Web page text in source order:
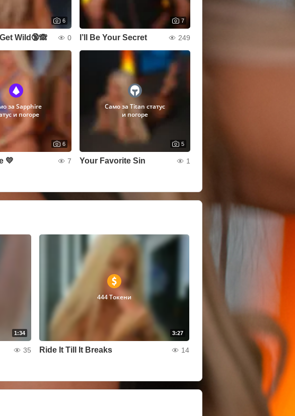
6
Wild🔞🙈 0
7
I’ll Be Your Secret 249
за Sapphire
и погоре
6
💛 7
Само за Titan статус
и погоре
5
Your Favorite Sin 1
1:34
35
3:27
444 Токени
Ride It Till It Breaks 14